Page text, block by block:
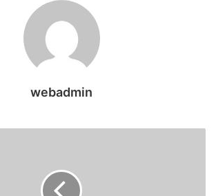
webadmin